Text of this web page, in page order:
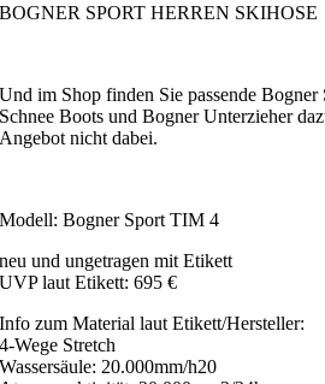
BOGNER SPORT HERREN SKIHOSE
Und im Shop finden Sie passende
Schnee Boots und Bogner Unterzieher
Angebot nicht dabei.
Modell: Bogner Sport TIM 4
neu und ungetragen mit Etikett
UVP laut Etikett: 695 €
Info zum Material laut Etikett/Hersteller:
4-Wege Stretch
Wassersäule: 20.000mm/h20